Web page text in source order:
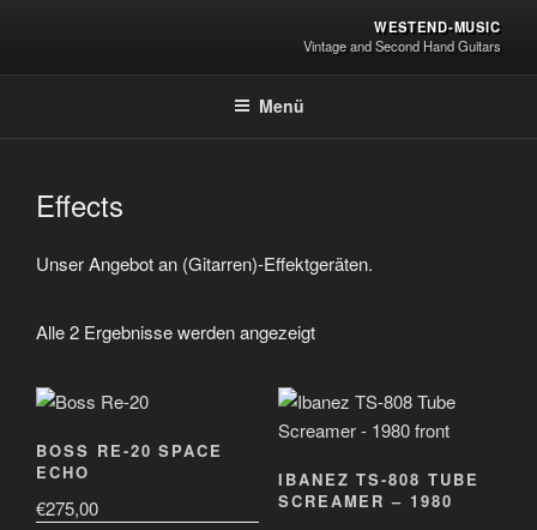
springen
WESTEND-MUSIC
Vintage and Second Hand Guitars
Menü
Effects
Unser Angebot an (Gitarren)-Effektgeräten.
Alle 2 Ergebnisse werden angezeigt
BOSS RE-20 SPACE
ECHO
€275,00
IBANEZ TS-808 TUBE
SCREAMER – 1980